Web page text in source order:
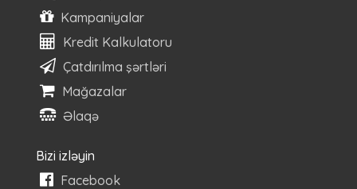
Kampaniyalar
Kredit Kalkulatoru
Çatdırılma şərtləri
Mağazalar
Əlaqə
Bizi izləyin
Facebook